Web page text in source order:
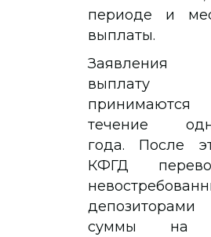
периоде и
выплаты.
Заявления
выплату
течение
года. После
КФГД
депозиторами
суммы на